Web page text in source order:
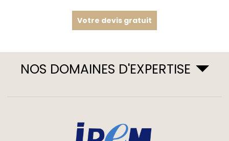
Votre devis gratuit
NOS DOMAINES D'EXPERTISE